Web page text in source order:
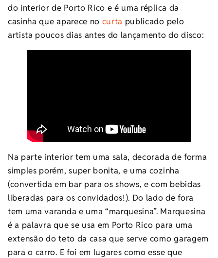
do interior de Porto Rico e é uma réplica da
casinha que aparece no curta publicado pelo
artista poucos dias antes do lançamento do disco:
Na parte interior tem uma sala, decorada de forma
simples porém, super bonita, e uma cozinha
(convertida em bar para os shows, e com bebidas
liberadas para os convidados!). Do lado de fora
tem uma varanda e uma “marquesina”. Marquesina
é a palavra que se usa em Porto Rico para uma
extensão do teto da casa que serve como garagem
para o carro. E foi em lugares como esse que